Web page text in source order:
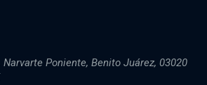
Poniente, Benito Juárez, 03020